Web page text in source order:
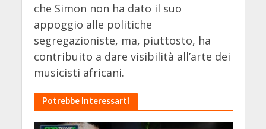
che Simon non ha dato il suo
appoggio alle politiche
segregazioniste, ma, piuttosto, ha
contribuito a dare visibilità all’arte dei
musicisti africani.
Potrebbe Interessarti